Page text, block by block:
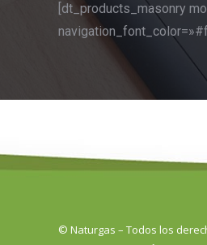
[dt_products_masonry
© Naturgas – Todos los